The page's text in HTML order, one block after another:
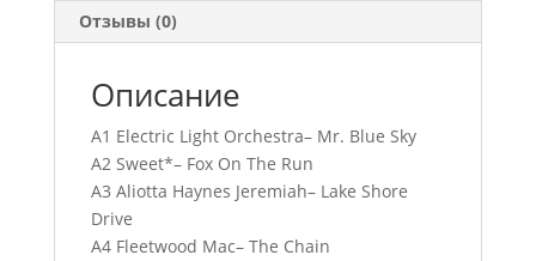
Отзывы (0)
Описание
A1 Electric Light Orchestra– Mr. Blue Sky
A2 Sweet*– Fox On The Run
A3 Aliotta Haynes Jeremiah– Lake Shore
Drive
A4 Fleetwood Mac– The Chain